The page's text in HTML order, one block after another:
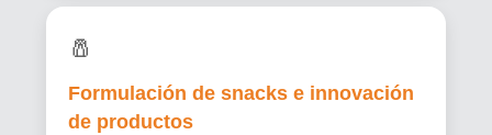
🧂
Formulación de snacks e innovación
de productos